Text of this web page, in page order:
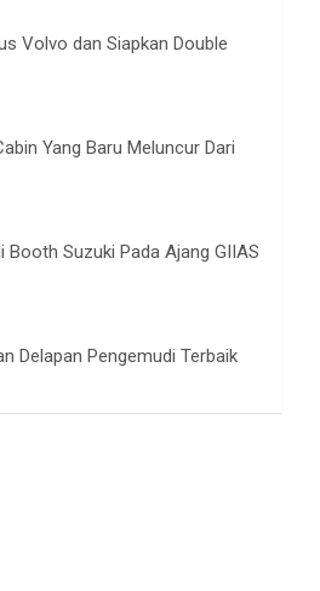
Volvo dan Siapkan Double
Yang Baru Meluncur Dari
Booth Suzuki Pada Ajang GIIAS
Delapan Pengemudi Terbaik